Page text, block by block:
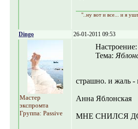
"..ну вот и все... и я
Dingo 26-01-2011 09:53
Мастер
экспромта
Группа: Passive
Тема:
страшно. и жаль -
Анна Яблонская
МНЕ СНИЛСЯ